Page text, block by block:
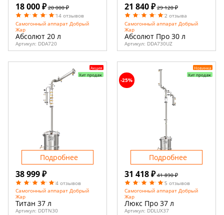
18 000 ₽ 20 000 ₽
14 отзывов
Самогонный аппарат Добрый
Жар
Абсолют 20 л
Артикул: DDA720
21 840 ₽ 29 120 ₽
2 отзыва
Самогонный аппарат Добрый
Жар
Абсолют Про 30 л
Артикул: DDA730UZ
Акция
Хит продаж
38 999 ₽
4 отзывов
Самогонный аппарат Добрый
Жар
Титан 37 л
Артикул: DDTN30
Подробнее
Новинка
Хит продаж
31 418 ₽ 41 890 ₽
5 отзывов
Самогонный аппарат Добрый
Жар
Люкс Про 37 л
Артикул: DDLUX37
-25%
Подробнее